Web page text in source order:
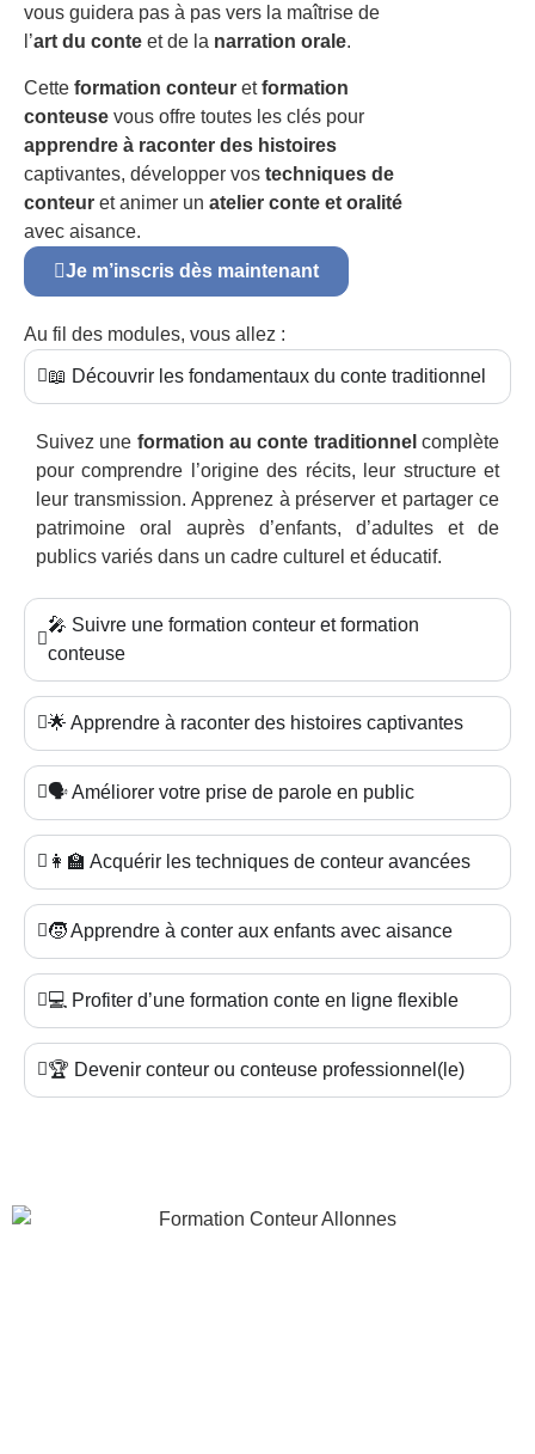
vous guidera pas à pas vers la maîtrise de
l’art du conte et de la narration orale.
Cette formation conteur etformation
conteuse vous offre toutes les clés pour
apprendre à raconter des histoires
captivantes, développer vos techniques de
conteur et animer un atelier conte et oralité
avec aisance.
Je m’inscris dès maintenant
Au fil des modules, vous allez :
📖 Découvrir les fondamentaux du conte traditionnel
Suivez une formation au conte traditionnel complète
pour comprendre l’origine des récits, leur structure et
leur transmission. Apprenez à préserver et partager ce
patrimoine oral auprès d’enfants, d’adultes et de
publics variés dans un cadre culturel et éducatif.
🎤 Suivre une formation conteur et formation
conteuse
🌟 Apprendre à raconter des histoires captivantes
🗣️ Améliorer votre prise de parole en public
👩‍🏫 Acquérir les techniques de conteur avancées
🧒 Apprendre à conter aux enfants avec aisance
💻 Profiter d’une formation conte en ligne flexible
🏆 Devenir conteur ou conteuse professionnel(le)